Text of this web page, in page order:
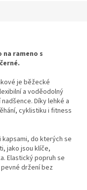
na rameno s
je běžecké
a voděodolný
Díky lehké a
cyklistiku i fitness
do kterých se
jako jsou klíče,
Elastický popruh se
držení bez